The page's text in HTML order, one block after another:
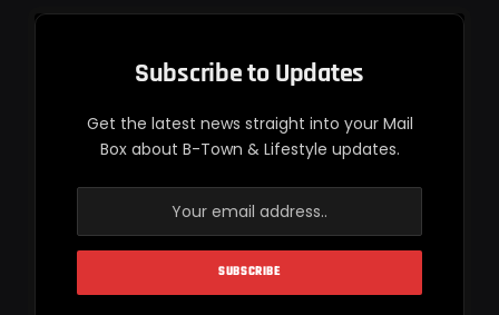
Subscribe to Updates
Get the latest news straight into your Mail
Box about B-Town & Lifestyle updates.